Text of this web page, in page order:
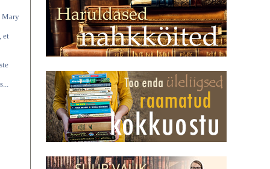
Mary
et